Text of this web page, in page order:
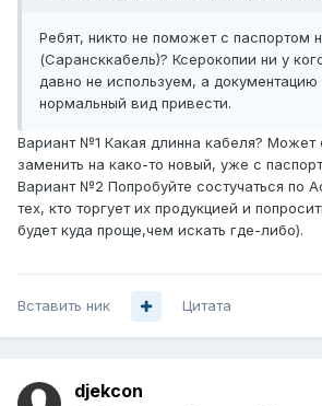
Ребят, никто не поможет с паспортом
(Сарансккабель)? Ксерокопии ни у
давно не используем, а документацию
нормальный вид привести.
Вариант №1 Какая длинна кабеля? Может
заменить на како-то новый, уже с
Вариант №2 Попробуйте состучаться по
тех, кто торгует их продукцией и
будет куда проще,чем искать где-либо).
Вставить ник Цитата
djekcon